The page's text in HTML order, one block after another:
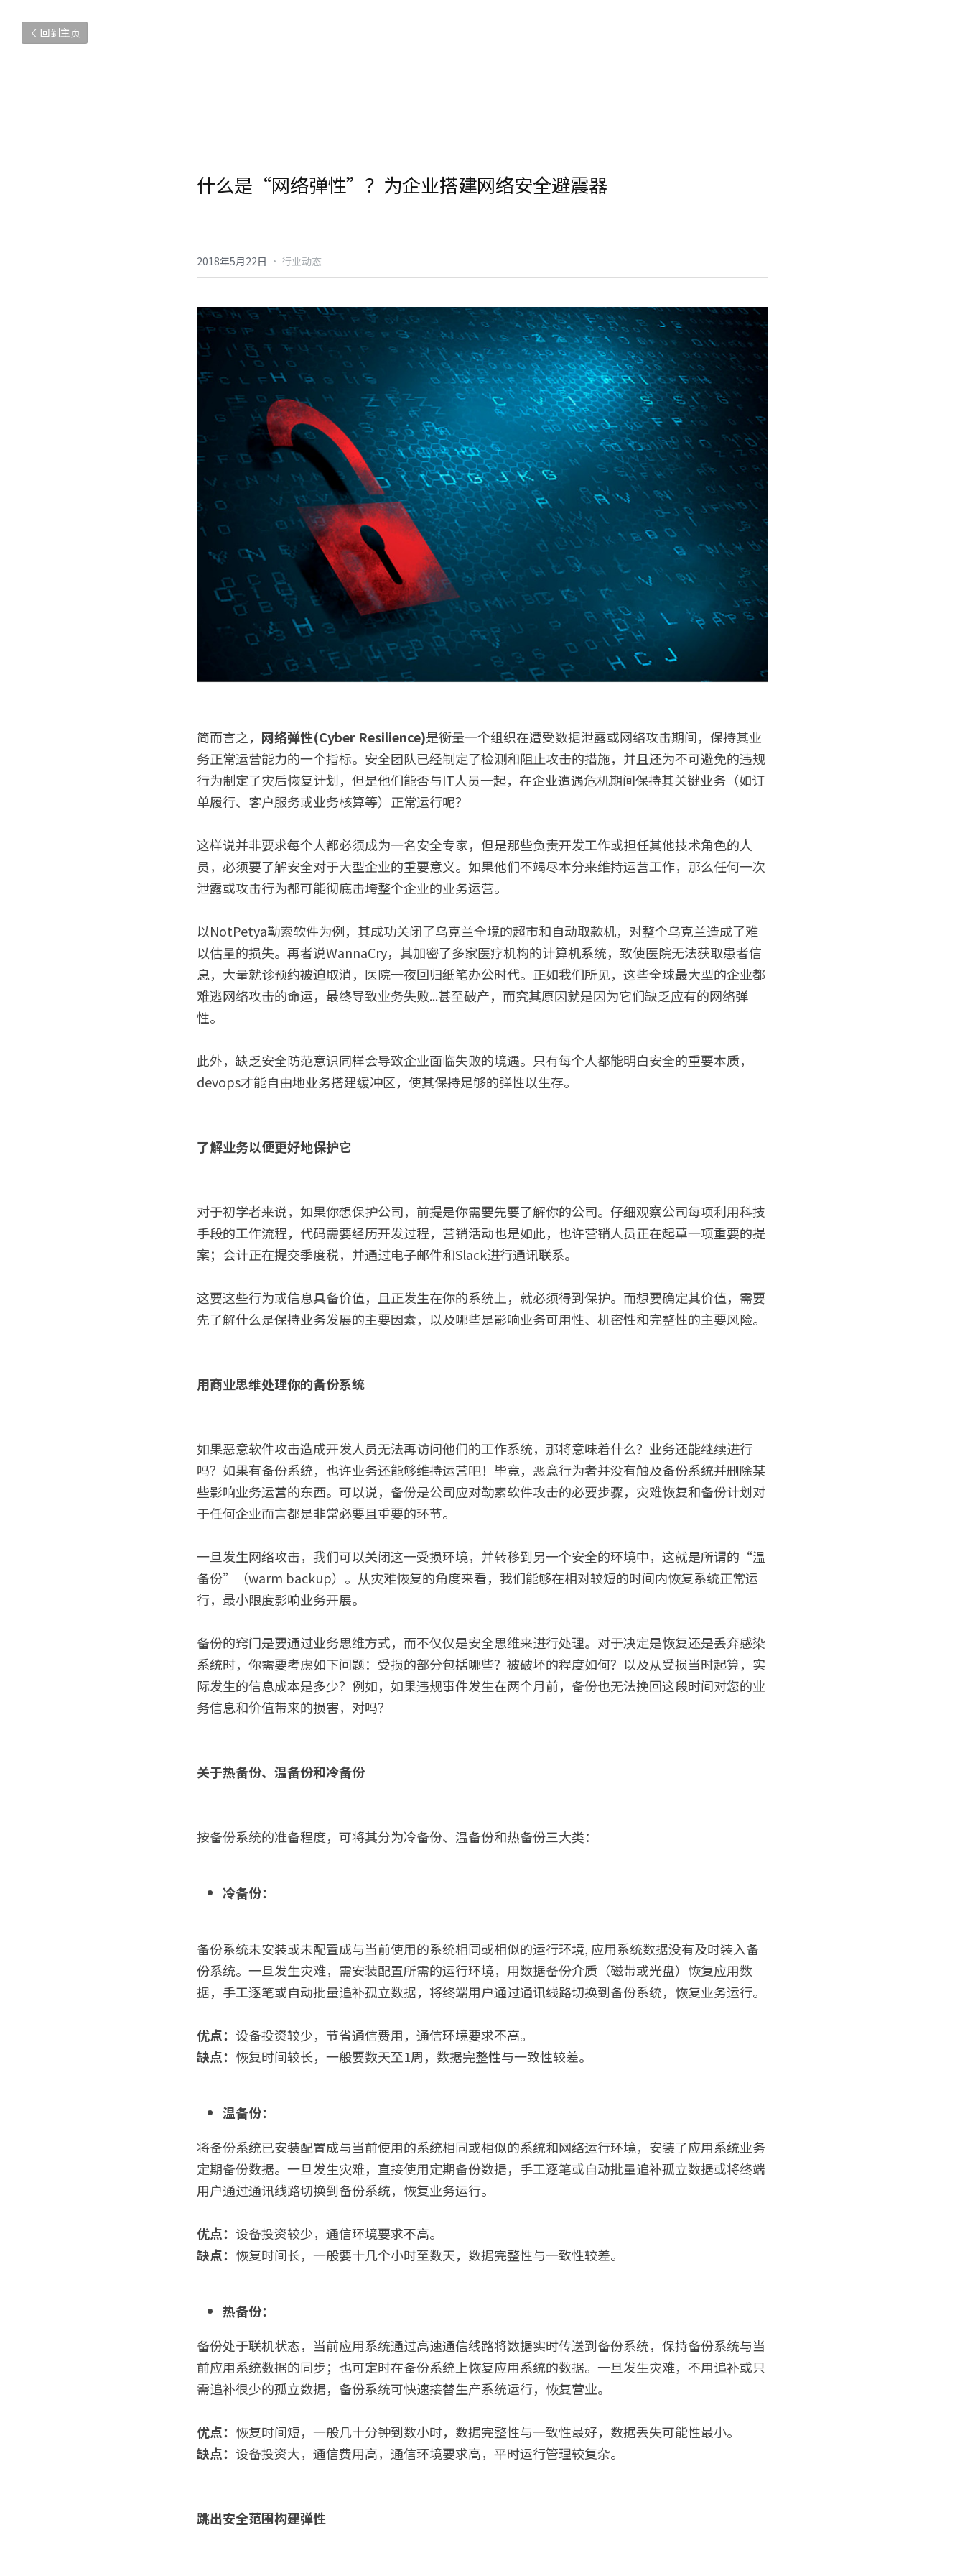
回到主页
什么是“网络弹性”？为企业搭建网络安全避震器
2018年5月22日 · 行业动态
简而言之， 网络弹性(Cyber Resilience)是衡量一个组织在遭受数据泄露或网络攻击期间，保持其业
务正常运营能力的一个指标。安全团队已经制定了检测和阻止攻击的措施，并且还为不可避免的违规
行为制定了灾后恢复计划，但是他们能否与IT人员一起，在企业遭遇危机期间保持其关键业务（如订
单履行、客户服务或业务核算等）正常运行呢？
这样说并非要求每个人都必须成为一名安全专家，但是那些负责开发工作或担任其他技术角色的人
员，必须要了解安全对于大型企业的重要意义。如果他们不竭尽本分来维持运营工作，那么任何一次
泄露或攻击行为都可能彻底击垮整个企业的业务运营。
以NotPetya勒索软件为例，其成功关闭了乌克兰全境的超市和自动取款机，对整个乌克兰造成了难
以估量的损失。再者说WannaCry，其加密了多家医疗机构的计算机系统，致使医院无法获取患者信
息，大量就诊预约被迫取消，医院一夜回归纸笔办公时代。正如我们所见，这些全球最大型的企业都
难逃网络攻击的命运，最终导致业务失败...甚至破产，而究其原因就是因为它们缺乏应有的网络弹
性。
此外，缺乏安全防范意识同样会导致企业面临失败的境遇。只有每个人都能明白安全的重要本质，
devops才能自由地业务搭建缓冲区，使其保持足够的弹性以生存。
了解业务以便更好地保护它
对于初学者来说，如果你想保护公司，前提是你需要先要了解你的公司。仔细观察公司每项利用科技
手段的工作流程，代码需要经历开发过程，营销活动也是如此，也许营销人员正在起草一项重要的提
案；会计正在提交季度税，并通过电子邮件和Slack进行通讯联系。
这要这些行为或信息具备价值，且正发生在你的系统上，就必须得到保护。而想要确定其价值，需要
先了解什么是保持业务发展的主要因素，以及哪些是影响业务可用性、机密性和完整性的主要风险。
用商业思维处理你的备份系统
如果恶意软件攻击造成开发人员无法再访问他们的工作系统，那将意味着什么？业务还能继续进行
吗？如果有备份系统，也许业务还能够维持运营吧！毕竟，恶意行为者并没有触及备份系统并删除某
些影响业务运营的东西。可以说，备份是公司应对勒索软件攻击的必要步骤，灾难恢复和备份计划对
于任何企业而言都是非常必要且重要的环节。
一旦发生网络攻击，我们可以关闭这一受损环境，并转移到另一个安全的环境中，这就是所谓的“温
备份”（warm backup）。从灾难恢复的角度来看，我们能够在相对较短的时间内恢复系统正常运
行，最小限度影响业务开展。
备份的窍门是要通过业务思维方式，而不仅仅是安全思维来进行处理。对于决定是恢复还是丢弃感染
系统时，你需要考虑如下问题：受损的部分包括哪些？被破坏的程度如何？以及从受损当时起算，实
际发生的信息成本是多少？例如，如果违规事件发生在两个月前，备份也无法挽回这段时间对您的业
务信息和价值带来的损害，对吗？
关于热备份、温备份和冷备份
按备份系统的准备程度，可将其分为冷备份、温备份和热备份三大类：
冷备份：
备份系统未安装或未配置成与当前使用的系统相同或相似的运行环境, 应用系统数据没有及时装入备
份系统。一旦发生灾难，需安装配置所需的运行环境，用数据备份介质（磁带或光盘）恢复应用数
据，手工逐笔或自动批量追补孤立数据，将终端用户通过通讯线路切换到备份系统，恢复业务运行。
优点： 设备投资较少，节省通信费用，通信环境要求不高。
缺点： 恢复时间较长，一般要数天至1周，数据完整性与一致性较差。
温备份：
将备份系统已安装配置成与当前使用的系统相同或相似的系统和网络运行环境，安装了应用系统业务
定期备份数据。一旦发生灾难，直接使用定期备份数据，手工逐笔或自动批量追补孤立数据或将终端
用户通过通讯线路切换到备份系统，恢复业务运行。
优点： 设备投资较少，通信环境要求不高。
缺点： 恢复时间长，一般要十几个小时至数天，数据完整性与一致性较差。
热备份：
备份处于联机状态，当前应用系统通过高速通信线路将数据实时传送到备份系统，保持备份系统与当
前应用系统数据的同步；也可定时在备份系统上恢复应用系统的数据。一旦发生灾难，不用追补或只
需追补很少的孤立数据，备份系统可快速接替生产系统运行，恢复营业。
优点： 恢复时间短，一般几十分钟到数小时，数据完整性与一致性最好，数据丢失可能性最小。
缺点： 设备投资大，通信费用高，通信环境要求高，平时运行管理较复杂。
跳出安全范围构建弹性